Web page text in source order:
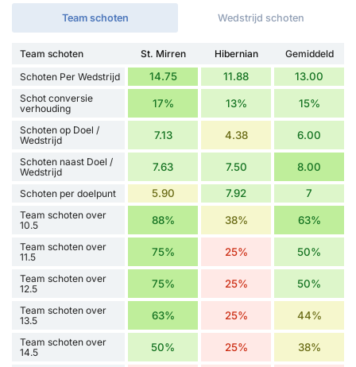
Team schoten Wedstrijd schoten
Team schoten St. Mirren Hibernian
Gemiddeld
Schoten Per Wedstrijd
14.75 11.88 13.00
Schot conversie
verhouding
17% 13% 15%
Schoten op Doel /
Wedstrijd
7.13 4.38 6.00
Schoten naast Doel /
Wedstrijd
7.63 7.50 8.00
Schoten per doelpunt 5.90 7.92 7
Team schoten over
10.5
88% 38% 63%
Team schoten over
11.5
75% 25% 50%
Team schoten over
12.5
75% 25% 50%
Team schoten over
13.5
63% 25% 44%
Team schoten over
14.5
50% 25% 38%